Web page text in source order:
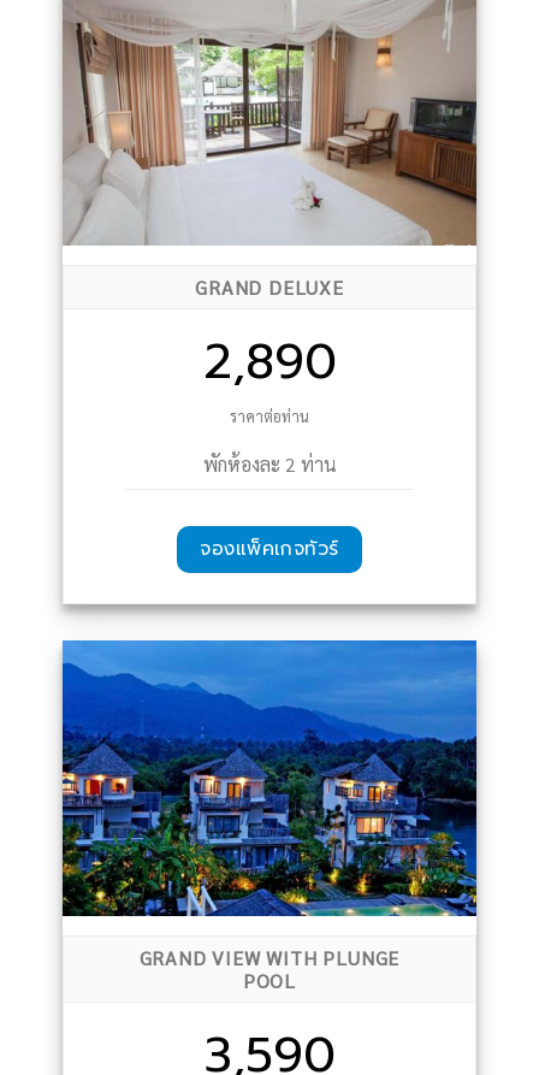
GRAND DELUXE
2,890
ราคาต่อท่าน
พักห้องละ 2 ท่าน
จองแพ็คเกจทัวร์
GRAND VIEW WITH PLUNGE
POOL
3,590